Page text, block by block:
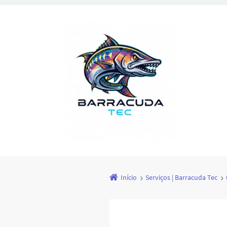
Início Serviços | Barracuda Tec